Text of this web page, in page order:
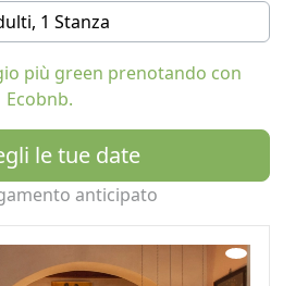
progetto che unisce
con soluzioni eco-
del Casale diventa
cene all’aperto, feste,
per i bambini restituiscono
dei paesi del Sud. Su
usufruire di una cucina
di una sala per eventi e
1 Stanza
più green prenotando con
Ecobnb.
le tue date
anticipato